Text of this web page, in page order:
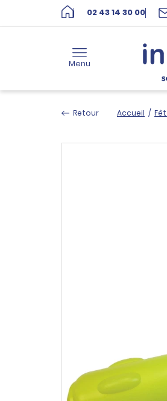
02 43 14 30 00
Menu
Retour Accueil /